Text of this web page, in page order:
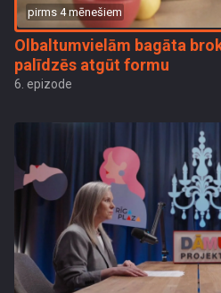
pirms 4 mēnešiem
Olbaltumvielām bagāta
palīdzēs atgūt formu
6. epizode